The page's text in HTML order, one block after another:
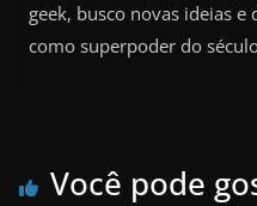
geek, busco novas ideias
como superpoder do
Você pode